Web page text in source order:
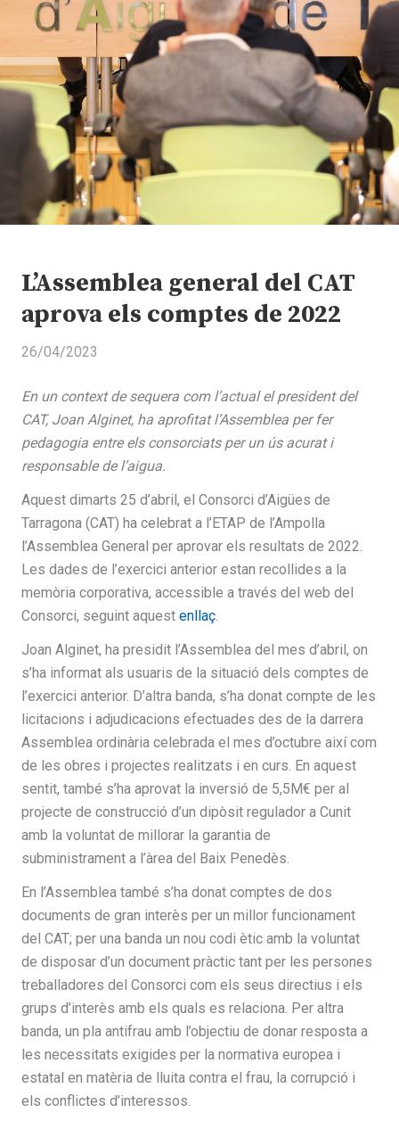
L’Assemblea general del CAT
aprova els comptes de 2022
26/04/2023
En un context de sequera com l’actual el president del
CAT, Joan Alginet, ha aprofitat l’Assemblea per fer
pedagogia entre els consorciats per un ús acurat i
responsable de l’aigua.
Aquest dimarts 25 d’abril, el Consorci d’Aigües de
Tarragona (CAT) ha celebrat a l’ETAP de l’Ampolla
l’Assemblea General per aprovar els resultats de 2022.
Les dades de l’exercici anterior estan recollides a la
memòria corporativa, accessible a través del web del
Consorci, seguint aquest enllaç.
Joan Alginet, ha presidit l’Assemblea del mes d’abril, on
s’ha informat als usuaris de la situació dels comptes de
l’exercici anterior. D’altra banda, s’ha donat compte de les
licitacions i adjudicacions efectuades des de la darrera
Assemblea ordinària celebrada el mes d’octubre així com
de les obres i projectes realitzats i en curs. En aquest
sentit, també s’ha aprovat la inversió de 5,5M€ per al
projecte de construcció d’un dipòsit regulador a Cunit
amb la voluntat de millorar la garantia de
subministrament a l’àrea del Baix Penedès.
En l’Assemblea també s’ha donat comptes de dos
documents de gran interès per un millor funcionament
del CAT; per una banda un nou codi ètic amb la voluntat
de disposar d’un document pràctic tant per les persones
treballadores del Consorci com els seus directius i els
grups d’interès amb els quals es relaciona. Per altra
banda, un pla antifrau amb l’objectiu de donar resposta a
les necessitats exigides per la normativa europea i
estatal en matèria de lluita contra el frau, la corrupció i
els conflictes d’interessos.